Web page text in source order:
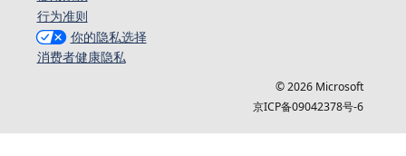
行为准则
你的隐私选择
消费者健康隐私
© 2026 Microsoft
京ICP备09042378号-6